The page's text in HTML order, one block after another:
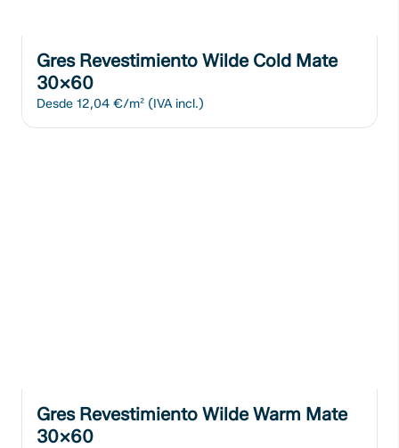
Gres Revestimiento Wilde Cold Mate
30x60
Desde 12,04 €/m² (IVA incl.)
Gres Revestimiento Wilde Warm Mate
30x60